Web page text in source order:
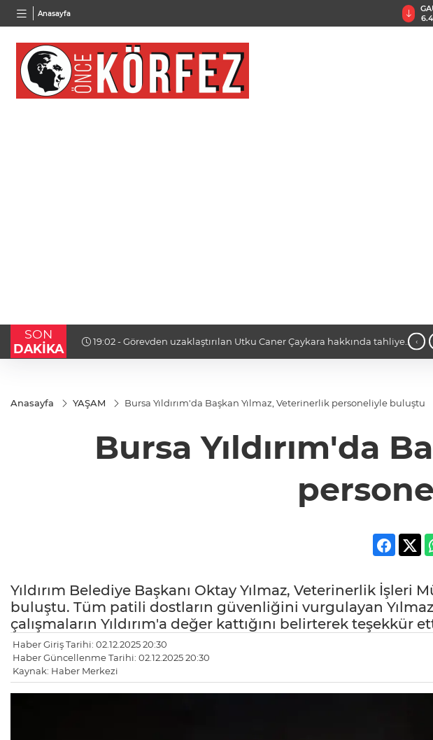
Anasayfa
BGN
28,0626%0,37
SON
DAKİKA
tahliye 19:02 - Fındık alım fiyatları açıklandı... Alımlar 24 Ağustos'ta başlıyor ‹
Anasayfa YAŞAM Bursa Yıldırım'da Başkan Yılmaz, Veterinerlik personeliyle buluştu
Bursa Yıldırım'da
Yıldırım Belediye Başkanı Oktay Yılmaz, Veterinerlik İşleri
buluştu. Tüm patili dostların güvenliğini vurgulayan
çalışmaların Yıldırım'a değer kattığını belirterek teşekkür
Haber Giriş Tarihi: 02.12.2025 20:30
Haber Güncellenme Tarihi: 02.12.2025 20:30
Kaynak: Haber Merkezi